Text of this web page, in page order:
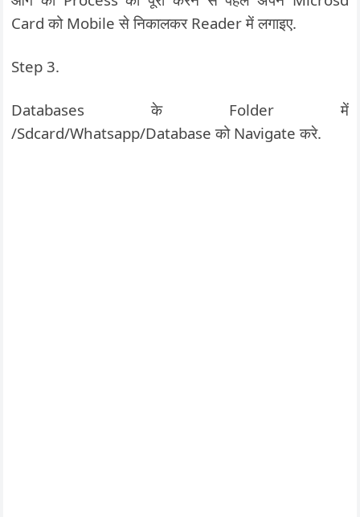
Card को Mobile से निकालकर Reader में लगाइए.
Step 3.
Databases के Folder में
/Sdcard/Whatsapp/Database को Navigate करे.